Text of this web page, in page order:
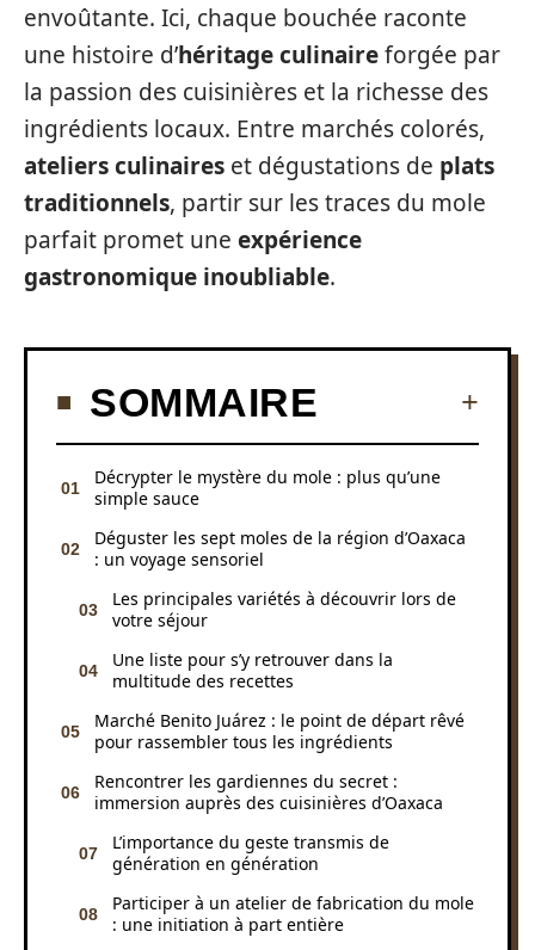
envoûtante. Ici, chaque bouchée raconte
une histoire d’héritage culinaireforgée par
la passion des cuisinières et la richesse des
ingrédients locaux. Entre marchés colorés,
ateliers culinaires et dégustations de plats
traditionnels, partir sur les traces du mole
parfait promet une expérience
gastronomique inoubliable.
SOMMAIRE
Décrypter le mystère du mole : plus qu’une
simple sauce
Déguster les sept moles de la région d’Oaxaca
: un voyage sensoriel
Les principales variétés à découvrir lors de
votre séjour
Une liste pour s’y retrouver dans la
multitude des recettes
Marché Benito Juárez : le point de départ rêvé
pour rassembler tous les ingrédients
Rencontrer les gardiennes du secret :
immersion auprès des cuisinières d’Oaxaca
L’importance du geste transmis de
génération en génération
Participer à un atelier de fabrication du mole
: une initiation à part entière